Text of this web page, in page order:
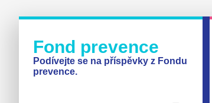
Fond prevence
Podívejte se na příspěvky z Fondu
prevence.